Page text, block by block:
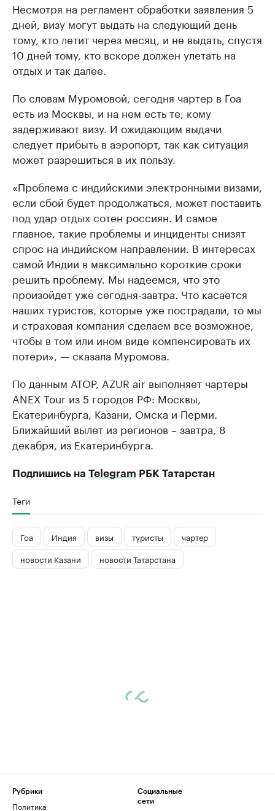
Несмотря на регламент обработки заявления 5
дней, визу могут выдать на следующий день
тому, кто летит через месяц, и не выдать, спустя
10 дней тому, кто вскоре должен улетать на
отдых и так далее.
По словам Муромовой, сегодня чартер в Гоа
есть из Москвы, и на нем есть те, кому
задерживают визу. И ожидающим выдачи
следует прибыть в аэропорт, так как ситуация
может разрешиться в их пользу.
«Проблема с индийскими электронными визами,
если сбой будет продолжаться, может поставить
под удар отдых сотен россиян. И самое
главное, такие проблемы и инциденты снизят
спрос на индийском направлении. В интересах
самой Индии в максимально короткие сроки
решить проблему. Мы надеемся, что это
произойдет уже сегодня-завтра. Что касается
наших туристов, которые уже пострадали, то мы
и страховая компания сделаем все возможное,
чтобы в том или ином виде компенсировать их
потери», — сказала Муромова.
По данным АТОР, AZUR air выполняет чартеры
ANEX Tour из 5 городов РФ: Москвы,
Екатеринбурга, Казани, Омска и Перми.
Ближайший вылет из регионов – завтра, 8
декабря, из Екатеринбурга.
Подпишись на Telegram РБК Татарстан
Теги
Гоа Индия визы туристы
чартер
новости Казани
новости Татарстана
Рубрики
Политика
Социальные
сети